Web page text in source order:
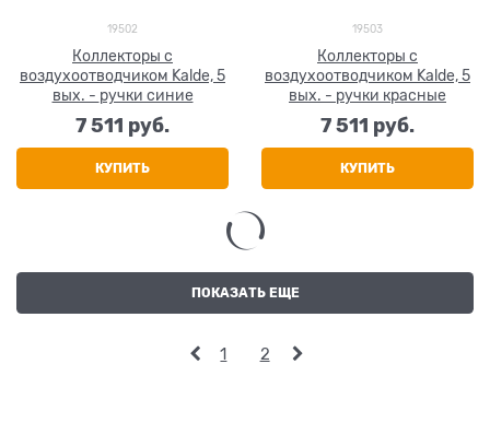
19502
Коллекторы с
воздухоотводчиком Kalde, 5
вых. - ручки синие
7 511 руб.
КУПИТЬ
19503
Коллекторы с
воздухоотводчиком Kalde, 5
вых. - ручки красные
7 511 руб.
КУПИТЬ
ПОКАЗАТЬ ЕЩЕ
1 2